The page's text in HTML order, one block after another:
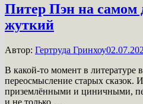
Питер Пэн на самом
жуткий
Автор: Гертруда Гринхоу
В какой-то момент в литературе
переосмысление старых сказок.
приземлёнными и циничными,
и не только …